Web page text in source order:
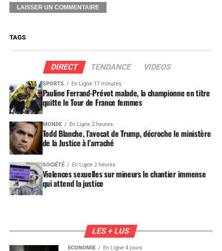
TAGS
DIRECT TENDANCE VIDEOS
SPORTS En Ligne 17 minutes
Pauline Ferrand-Prévot malade, la championne en titre
quitte le Tour de France femmes
MONDE En Ligne 2 heures
Todd Blanche, l’avocat de Trump, décroche le ministère
de la Justice à l’arraché
SOCIÉTÉ En Ligne 2 heures
Violences sexuelles sur mineurs le chantier immense
qui attend la justice
LES + LUS
ÉCONOMIE En Ligne 4 jours